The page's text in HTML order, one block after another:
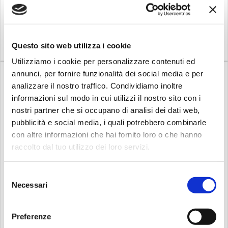
Questo sito web utilizza i cookie
Utilizziamo i cookie per personalizzare contenuti ed
annunci, per fornire funzionalità dei social media e per
analizzare il nostro traffico. Condividiamo inoltre
informazioni sul modo in cui utilizzi il nostro sito con i
nostri partner che si occupano di analisi dei dati web,
pubblicità e social media, i quali potrebbero combinarle
con altre informazioni che hai fornito loro o che hanno
raccolto dal tuo utilizzo dei loro servizi.
delNecessari
Preferenze
e rotondo.Scala 4/4 (650
mm)Lunghezza del corpo
484 mmProfondità del
capotasto 52 mmLarghezza
al 12 tas...
289,00
Compra
tecniche ideate
appositamente per
agevolare e infondere fiducia
prime fasi di apprendi...
€
179,00
Compra
-13% Disponibile
Eko guitars
EKO GUITARS Vibra 500
Il modello Vibra 500
rappresenta il top della serie
gli Studenti e gli Insegnanti
-8% Su richiesta
Eko guitars
EKO GUITARS Vibra 200
La serie VIBRA è studiata
per gli studenti di chitarra
rappresenta il punto di
contatto tra una chitarra
performante ed economica